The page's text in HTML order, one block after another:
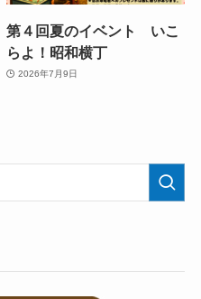
第４回夏のイベント いこ
らよ！昭和横丁
2026年7月9日